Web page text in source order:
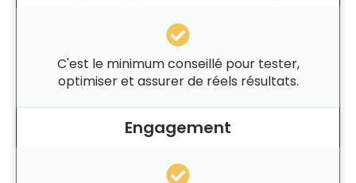
C'est le minimum conseillé pour tester,
optimiser et assurer de réels résultats.
Engagement